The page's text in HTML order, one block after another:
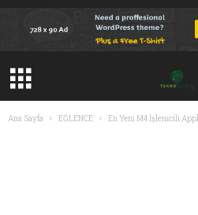
Ana Sayfa EĞLENCE En Yeni M4 İşlemcili